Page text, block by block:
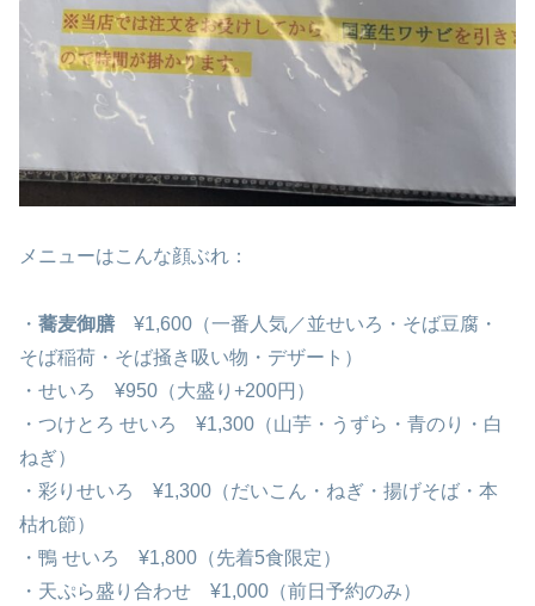
メニューはこんな顔ぶれ：
・ 蕎麦御膳 ¥1,600（一番人気／並せいろ・そば豆腐・
そば稲荷・そば掻き吸い物・デザート）
・せいろ ¥950（大盛り+200円）
・つけとろ せいろ ¥1,300（山芋・うずら・青のり・白
ねぎ）
・彩りせいろ ¥1,300（だいこん・ねぎ・揚げそば・本
枯れ節）
・鴨 せいろ ¥1,800（先着5食限定）
・天ぷら盛り合わせ ¥1,000（前日予約のみ）